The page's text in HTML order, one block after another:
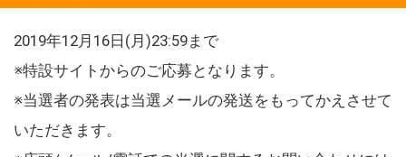
2019年12月16日(月)23:59まで
※特設サイトからのご応募となります。
※当選者の発表は当選メールの発送をもってかえさせて
いただきます。